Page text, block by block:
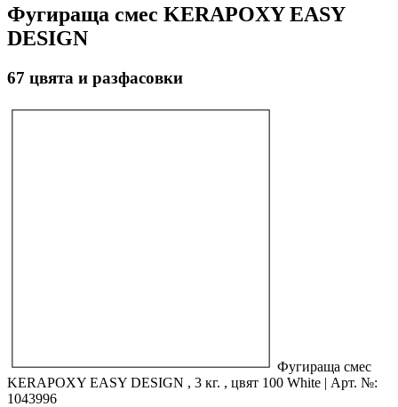
Фугираща смес KERAPOXY EASY
DESIGN
67 цвята и разфасовки
Фугираща смес
KERAPOXY EASY DESIGN , 3 кг. , цвят 100 White | Арт. №:
1043996